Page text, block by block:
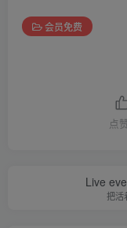
会员免费
点
Live
把活